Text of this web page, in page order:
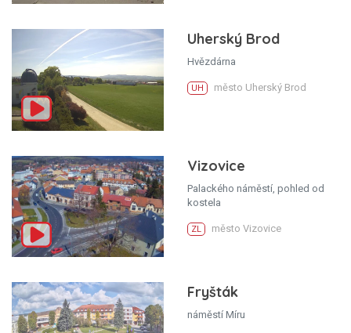
Uherský Brod
Hvězdárna
UH město Uherský Brod
Vizovice
Palackého náměstí, pohled od
kostela
ZL město Vizovice
Fryšták
náměstí Míru